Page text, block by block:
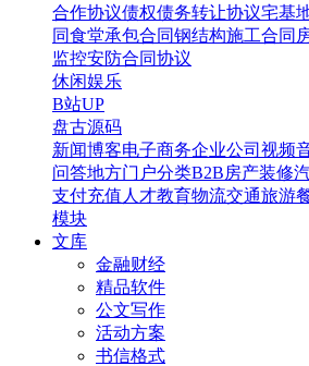
合作协议债权债务转让协议宅基
同食堂承包合同钢结构施工合同
监控安防合同协议
休闲娱乐
B站UP
盘古源码
新闻博客电子商务企业公司 视频
问答地方门户分类B2B房产装修
支付充值 人才教育物流交通旅游
模块
文库
金融财经
精品软件
公文写作
活动方案
书信格式